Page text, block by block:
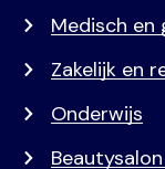
Medisch en
Zakelijk en
Onderwijs